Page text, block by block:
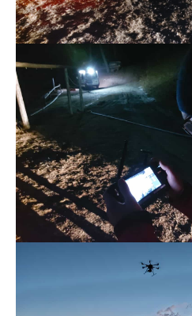
Board of Management